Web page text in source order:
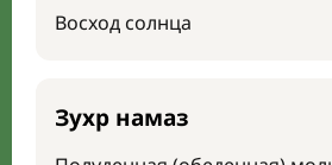
Восход солнца
Зухр намаз